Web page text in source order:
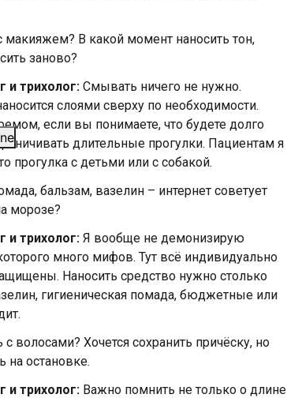
макияжем? В какой момент наносить тон,
заново?
и трихолог: Смывать ничего не нужно.
слоями сверху по необходимости.
если вы понимаете, что будете долго
длительные прогулки. Пациентам я
прогулка с детьми или с собакой.
бальзам, вазелин – интернет советует
морозе?
и трихолог: Я вообще не демонизирую
много мифов. Тут всё индивидуально
Наносить средство нужно столько
гигиеническая помада, бюджетные или
с волосами? Хочется сохранить причёску, но
на остановке.
и трихолог: Важно помнить не только о длине